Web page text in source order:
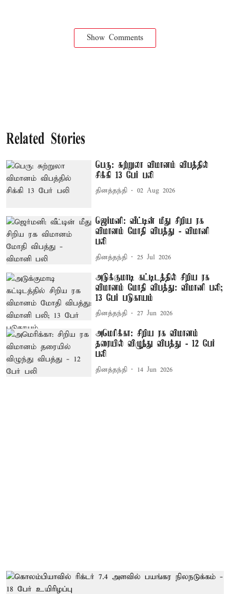
Show Comments
Related Stories
பெரு: சுற்றுலா விமானம் விபத்தில்
சிக்கி 13 பேர் பலி
தினத்தந்தி 02 Aug 2026
ஜெர்மனி: வீட்டின் மீது சிறிய ரக
விமானம் மோதி விபத்து - விமானி
பலி
தினத்தந்தி 25 Jul 2026
அடுக்குமாடி கட்டிடத்தில் சிறிய ரக
விமானம் மோதி விபத்து: விமானி பலி;
13 பேர் படுகாயம்
தினத்தந்தி 27 Jun 2026
அமெரிக்கா: சிறிய ரக விமானம்
தரையில் விழுந்து விபத்து - 12 பேர்
பலி
தினத்தந்தி 14 Jun 2026